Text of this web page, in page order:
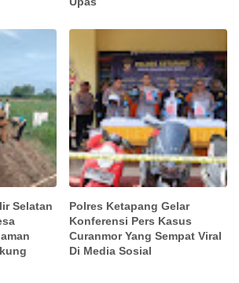
Selatan
Polres Ketapang Gelar
Konferensi Pers Kasus
Curanmor Yang Sempat Viral
Di Media Sosial